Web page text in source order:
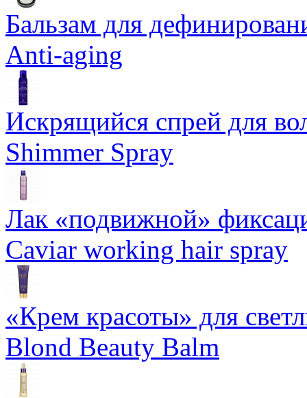
Бальзам для
Anti-aging
Искрящийся спрей для
Shimmer Spray
Лак «подвижной»
Caviar working hair spray
«Крем красоты» для
Blond Beauty Balm